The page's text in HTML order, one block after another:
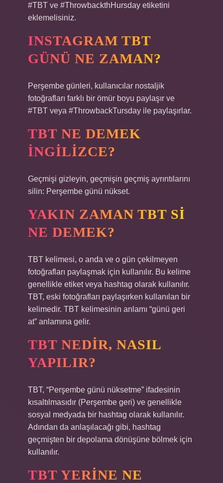
#TBT ve #ThrowbackthHursday etiketini
eklemelisiniz.
INSTAGRAM TBT
GÜNÜ NE ZAMAN?
Perşembe günleri, kullanıcılar nostaljik
fotoğrafları farklı bir ömür boyu paylaşır ve
#TBT veya #ThrowbackTursday ile paylaşırlar.
TBT NE DEMEK
INGILIZCE?
Geçmişi gizleyin, geçmişin geçmiş ayrıntılarını
silin: Perşembe günü nükset.
YAKIN ZAMAN TBT SI
NE DEMEK?
TBT kelimesi, o anda ve o gün çekilmeyen
fotoğrafları paylaşmak için kullanılır. Bu kelime
genellikle etiket veya hashtag olarak kullanılır.
TBT, eski fotoğrafları paylaşırken kullanılan bir
kelimedir. TBT kelimesinin anlamı “günü geri
at” anlamına gelir.
TBT NEDIR, NASIL
YAPILIR?
TBT, “Perşembe günü nüksetme” ifadesinin
kısaltılmasıdır (Perşembe geri) ve genellikle
sosyal medyada bir hashtag olarak kullanılır.
Adından da anlaşılacağı gibi, hashtag
geçmişten bir depolama dönüşüne bölmek için
kullanılır.
TBT YERINE NE